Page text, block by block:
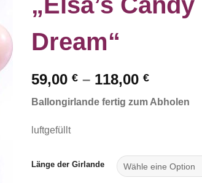
Dream“
59,00 € – 118,00 €
Ballongirlande fertig zum Abholen
luftgefüllt
Länge der Girlande